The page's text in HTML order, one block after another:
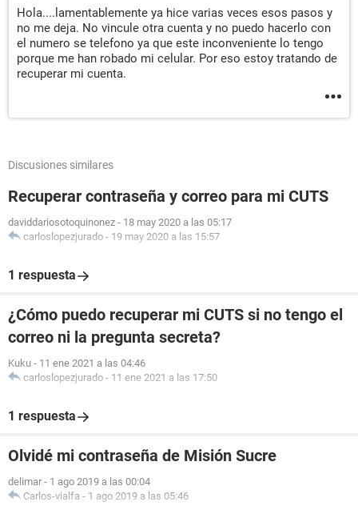
Hola....lamentablemente ya hice varias veces esos pasos y
no me deja. No vincule otra cuenta y no puedo hacerlo con
el numero se telefono ya que este inconveniente lo tengo
porque me han robado mi celular. Por eso estoy tratando de
recuperar mi cuenta.
Discusiones similares
Recuperar contraseña y correo para mi CUTS
daviddariosotoquinonez - 18 may 2020 a las 05:17
carloslopezjurado - 19 may 2020 a las 15:57
1 respuesta
¿Cómo puedo recuperar mi CUTS si no tengo el
correo ni la pregunta secreta?
Kuku - 11 ene 2021 a las 04:46
carloslopezjurado - 11 ene 2021 a las 17:50
1 respuesta
Olvidé mi contraseña de Misión Sucre
delimar - 1 ago 2019 a las 00:04
Carlos-vialfa - 1 ago 2019 a las 05:46